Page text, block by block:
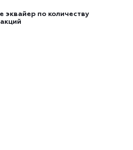
эквайер по количеству